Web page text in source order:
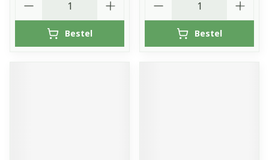
Bestel Bestel